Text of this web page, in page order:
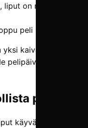
on myös
peli lisää
kaivattu
pelipäivälle on pian
palauttaa
käyvät sellaisenaan